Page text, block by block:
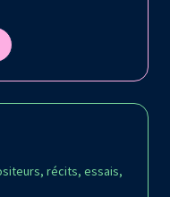
récits, essais,